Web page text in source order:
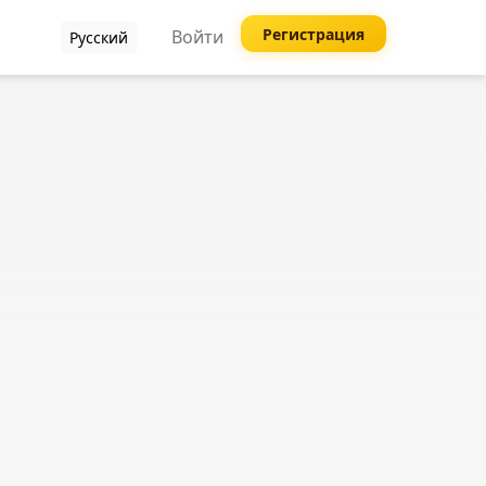
Русский Войти Регистрация